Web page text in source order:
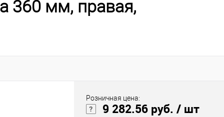
360 мм, правая,
Розничная цена:
9 282.56 руб. / шт